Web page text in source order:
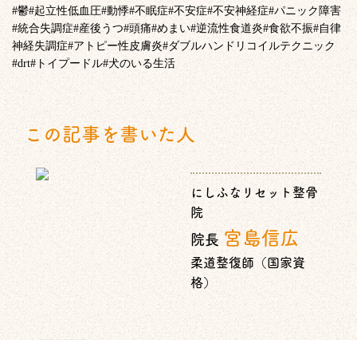
#鬱#起立性低血圧#動悸#不眠症#不安症#不安神経症#パニック障害
#統合失調症#産後うつ#頭痛#めまい#逆流性食道炎#食欲不振#自律
神経失調症#アトピー性皮膚炎#ダブルハンドリコイルテクニック
#drt# トイプードル#犬のいる生活
この記事を書いた人
にしふなリセット整骨
院
院長 宮島信広
柔道整復師（国家資
格）